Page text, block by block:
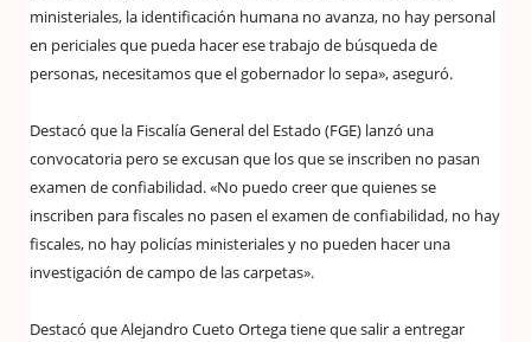
ministeriales, la identificación humana no avanza, no hay personal
en periciales que pueda hacer ese trabajo de búsqueda de
personas, necesitamos que el gobernador lo sepa», aseguró.
Destacó que la Fiscalía General del Estado (FGE) lanzó una
convocatoria pero se excusan que los que se inscriben no pasan
examen de confiabilidad. «No puedo creer que quienes se
inscriben para fiscales no pasen el examen de confiabilidad, no hay
fiscales, no hay policías ministeriales y no pueden hacer una
investigación de campo de las carpetas».
Destacó que Alejandro Cueto Ortega tiene que salir a entregar